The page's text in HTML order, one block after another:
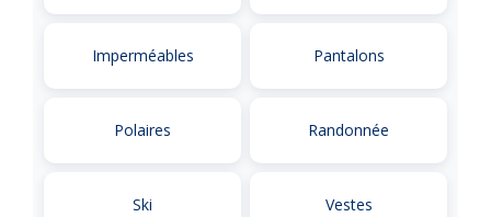
Imperméables Pantalons
Polaires Randonnée
Ski Vestes